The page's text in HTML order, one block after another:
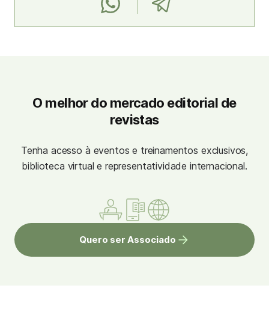
O melhor do mercado editorial de
revistas
Tenha acesso à eventos e treinamentos exclusivos,
biblioteca virtual e representatividade internacional.
Quero ser Associado